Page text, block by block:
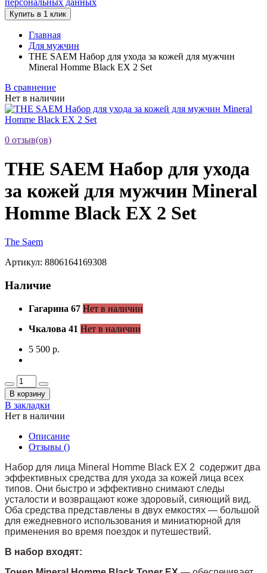
Купить в 1 клик
Главная
Для мужчин
THE SAEM Набор для ухода за кожей для мужчин
Mineral Homme Black EX 2 Set
В сравнение
Нет в наличии
0 отзыв(ов)
THE SAEM Набор для ухода
за кожей для мужчин Mineral
Homme Black EX 2 Set
The Saem
Артикул: 8806164169308
Наличие
Гагарина 67 Нет в наличии
Чкалова 41 Нет в наличии
5 500 р.
В корзину
В закладки
Нет в наличии
Описание
Отзывы ()
Набор для лица Mineral Homme Black EX 2 содержит два
эффективных средства для ухода за кожей лица всех
типов. Они быстро и эффективно снимают следы
усталости и возвращают коже здоровый, сияющий вид.
Оба средства представлены в двух емкостях — большой
для ежедневного использования и миниатюрной для
применения во время поездок и путешествий.
В набор входят: